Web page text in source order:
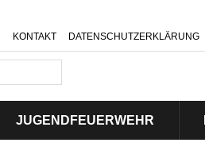
KONTAKT DATENSCHUTZERKLÄRUNG
JUGENDFEUERWEHR